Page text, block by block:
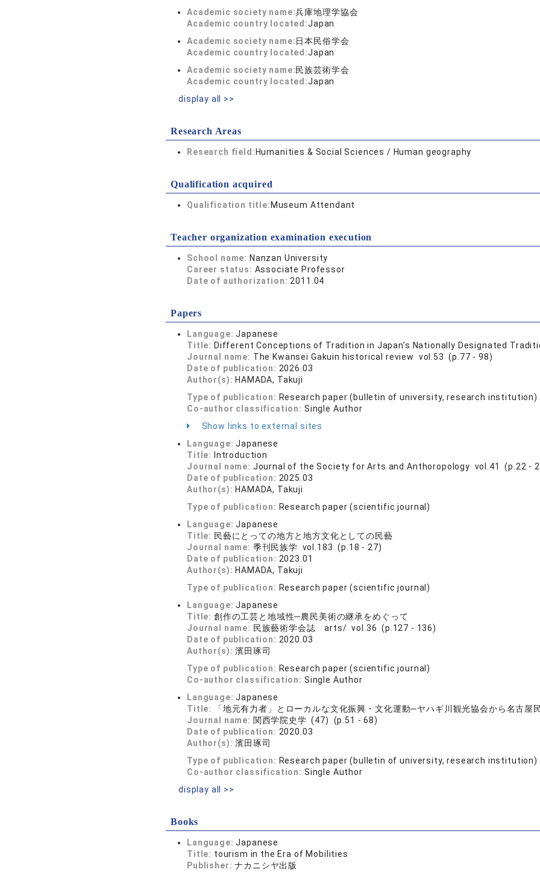
Academic society name:兵庫地理学協会
Academic country located:Japan
Academic society name:日本民俗学会
Academic country located:Japan
Academic society name:民族芸術学会
Academic country located:Japan
display all >>
Research Areas
Research field: Humanities & Social Sciences / Human geography
Qualification acquired
Qualification title: Museum Attendant
Teacher organization examination execution
School name: Nanzan University
Career status: Associate Professor
Date of authorization: 2011.04
Papers
Language:Japanese
Title: Different Conceptions of Tradition in Japan’s Nationally Designated
Journal name: The Kwansei Gakuin historical review vol.53 (p.77 - 98)
Date of publication: 2026.03
Author(s): HAMADA, Takuji
Type of publication: Research paper (bulletin of university, research institution)
Co-author classification: Single Author
Show links to external sites
Language:Japanese
Title:
Introduction
Journal name: Journal of the Society for Arts and Anthoropology vol.41 (p.22 -
Date of publication: 2025.03
Author(s): HAMADA, Takuji
Type of publication: Research paper (scientific journal)
Language:Japanese
Title: 民藝にとっての地方と地方文化としての民藝
Journal name: 季刊民族学 vol.183 (p.18 - 27)
Date of publication: 2023.01
Author(s): HAMADA, Takuji
Type of publication: Research paper (scientific journal)
Language:Japanese
Title: 創作の工芸と地域性─農民美術の継承をめぐって
Journal name: 民族藝術学会誌 arts/ vol.36 (p.127 - 136)
Date of publication: 2020.03
Author(s):濱田琢司
Type of publication: Research paper (scientific journal)
Co-author classification: Single Author
Language:Japanese
Title:
「地元有力者」とローカルな文化振興・文化運動─ヤハギ川観光協会から名古屋
Journal name: 関西学院史学 (47) (p.51 - 68)
Date of publication: 2020.03
Author(s):濱田琢司
Type of publication: Research paper (bulletin of university, research institution)
Co-author classification: Single Author
display all >>
Books
Language:Japanese
Title: tourism in the Era of Mobilities
Publisher:ナカニシヤ出版